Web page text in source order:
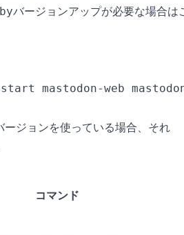
バージョンアップが必要な場合は
ジョンを使っている場合、それ
コマンド